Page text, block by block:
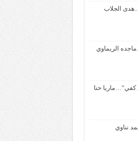
الجلاب
الريماوي
حنا
نناوي